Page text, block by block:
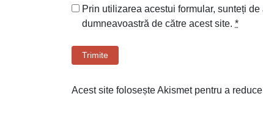
Prin utilizarea acestui formular, sunteți
dumneavoastră de către acest site. *
Trimite
Acest site folosește Akismet pentru a